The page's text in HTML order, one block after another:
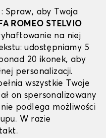
: Spraw, aby Twoja
ROMEO STELVIO
na niej
udostępniamy 5
20 ikonek, aby
personalizacji.
wszystkie Twoje
on spersonalizowany
podlega możliwości
W razie